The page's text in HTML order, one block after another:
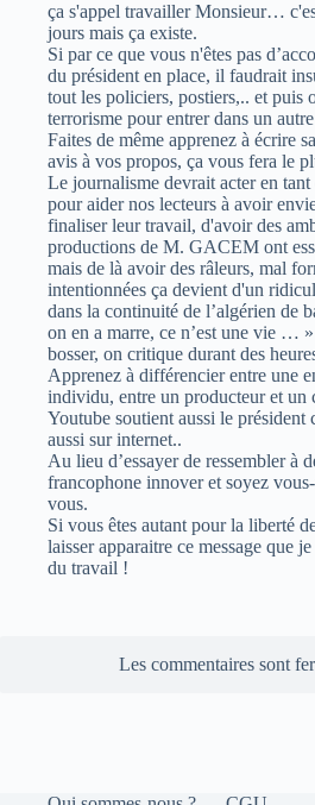
ça s'appel travailler Monsieur…
jours mais ça existe.
Si par ce que vous n'êtes pas
du président en place, il faudrait
tout les policiers, postiers,.. et puis
terrorisme pour entrer dans un
Faites de même apprenez à écrire
avis à vos propos, ça vous fera le
Le journalisme devrait acter en
pour aider nos lecteurs à avoir
finaliser leur travail, d'avoir des
productions de M. GACEM ont
mais de là avoir des râleurs, mal
intentionnées ça devient d'un
dans la continuité de l’algérien de
on en a marre, ce n’est une vie …
bosser, on critique durant des
Apprenez à différencier entre une
individu, entre un producteur et un
Youtube soutient aussi le président
aussi sur internet..
Au lieu d’essayer de ressembler à
francophone innover et soyez
vous.
Si vous êtes autant pour la liberté
laisser apparaitre ce message que
du travail !
Les commentaires sont